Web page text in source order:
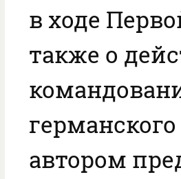
в ходе
также о
автором